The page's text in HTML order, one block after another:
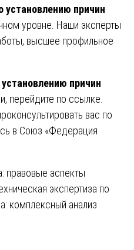
установлению причин
уровне. Наши эксперты
высшее профильное
причин
перейдите по ссылке
вас по
в Союз «Федерация
правовые аспекты
экспертиза по
комплексный анализ